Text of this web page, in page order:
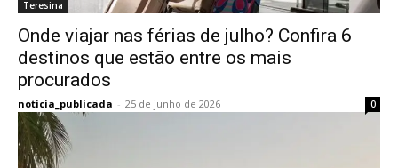
Teresina
Onde viajar nas férias de julho? Confira 6
destinos que estão entre os mais
procurados
noticia_publicada - 25 de junho de 2026 0